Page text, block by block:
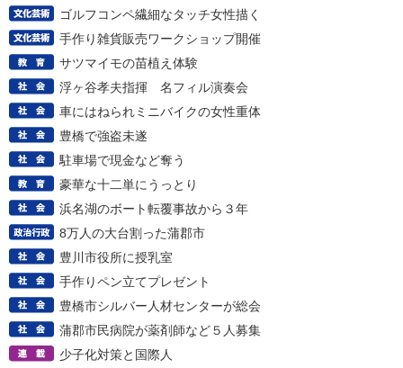
ゴルフコンペ繊細なタッチ女性描く
手作り雑貨販売ワークショップ開催
サツマイモの苗植え体験
浮ヶ谷孝夫指揮 名フィル演奏会
車にはねられミニバイクの女性重体
豊橋で強盗未遂
駐車場で現金など奪う
豪華な十二単にうっとり
浜名湖のボート転覆事故から３年
8万人の大台割った蒲郡市
豊川市役所に授乳室
手作りペン立てプレゼント
豊橋市シルバー人材センターが総会
蒲郡市民病院が薬剤師など５人募集
少子化対策と国際人